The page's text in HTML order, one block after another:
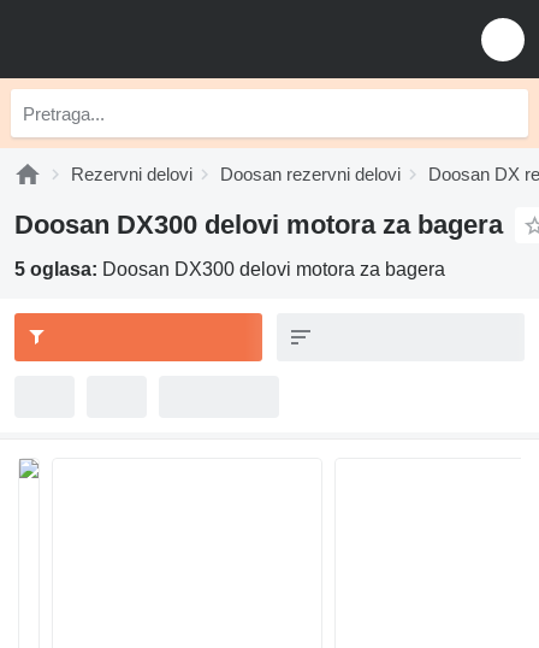
Rezervni delovi Doosan rezervni delovi Doosan DX
Doosan DX300 delovi motora za bagerа
5 oglasa: Doosan DX300 delovi motora za bagerа